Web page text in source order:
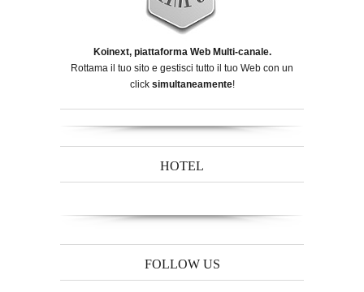
Koinext, piattaforma Web Multi-canale.
Rottama il tuo sito e gestisci tutto il tuo Web con un
click simultaneamente!
HOTEL
FOLLOW US